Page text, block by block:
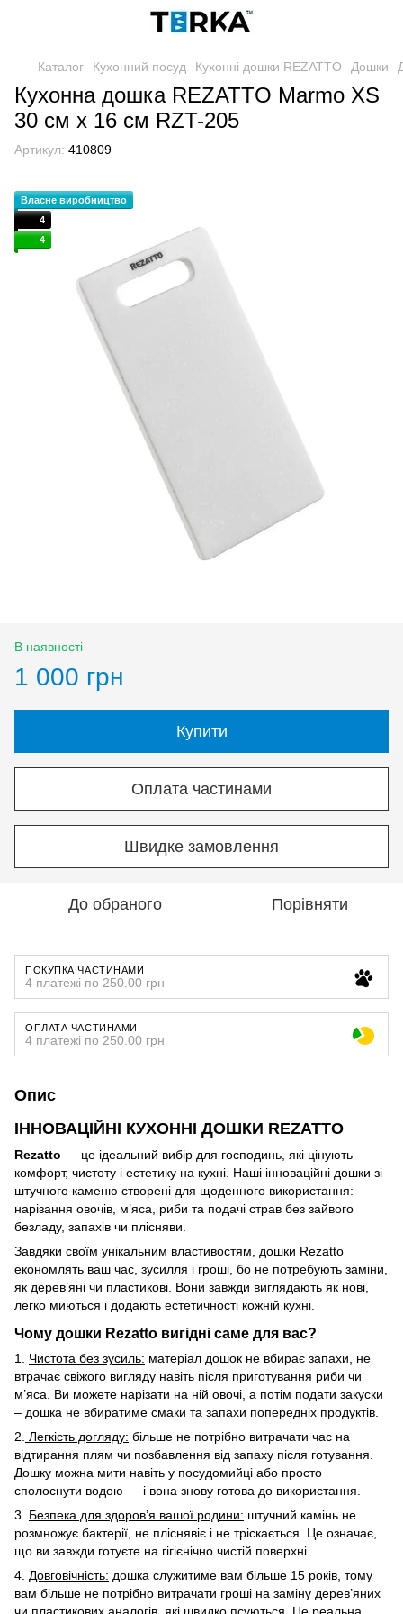
Каталог Кухонний посуд Кухонні дошки REZATTO Дошки
Кухонна дошка REZATTO Marmo XS
30 см х 16 см RZT-205
Артикул: 410809
Власне виробництво
4
4
В наявності
1 000 грн
Купити
Оплата частинами
Швидке замовлення
До обраного Порівняти
ПОКУПКА ЧАСТИНАМИ
4 платежі по 250.00 грн
ОПЛАТА ЧАСТИНАМИ
4 платежі по 250.00 грн
Опис
ІННОВАЦІЙНІ КУХОННІ ДОШКИ REZATTO
Rezatto — це ідеальний вибір для господинь, які цінують
комфорт, чистоту і естетику на кухні. Наші інноваційні дошки зі
штучного каменю створені для щоденного використання:
нарізання овочів, м’яса, риби та подачі страв без зайвого
безладу, запахів чи плісняви.
Завдяки своїм унікальним властивостям, дошки Rezatto
економлять ваш час, зусилля і гроші, бо не потребують заміни,
як дерев’яні чи пластикові. Вони завжди виглядають як нові,
легко миються і додають естетичності кожній кухні.
Чому дошки Rezatto вигідні саме для вас?
1. Чистота без зусиль: матеріал дошок не вбирає запахи, не
втрачає свіжого вигляду навіть після приготування риби чи
м’яса. Ви можете нарізати на ній овочі, а потім подати закуски
– дошка не вбиратиме смаки та запахи попередніх продуктів.
2. Легкість догляду: більше не потрібно витрачати час на
відтирання плям чи позбавлення від запаху після готування.
Дошку можна мити навіть у посудомийці або просто
сполоснути водою — і вона знову готова до використання.
3. Безпека для здоров’я вашої родини: штучний камінь не
розмножує бактерії, не пліснявіє і не тріскається. Це означає,
що ви завжди готуєте на гігієнічно чистій поверхні.
4. Довговічність: дошка служитиме вам більше 15 років, тому
вам більше не потрібно витрачати гроші на заміну дерев’яних